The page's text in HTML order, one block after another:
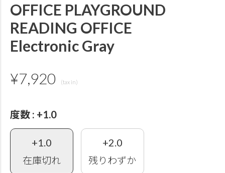
OFFICE PLAYGROUND
READING OFFICE
Electronic Gray
¥7,920
度数 +1.0
+1.0
在庫切れ
+2.0
残りわずか